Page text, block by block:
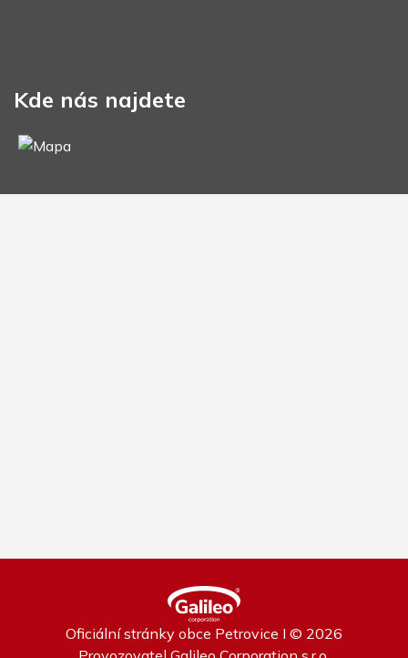
Kde nás najdete
Oficiální stránky obce Petrovice I © 2026